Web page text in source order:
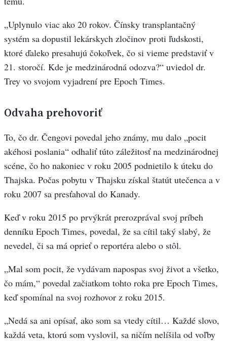
„Uplynulo viac ako 20 rokov. Čínsky transplantačný
systém sa dopustil lekárskych zločinov proti ľudskosti,
ktoré ďaleko presahujú čokoľvek, čo si vieme predstaviť v
21. storočí. Kde je medzinárodná odozva?“ uviedol dr.
Trey vo svojom vyjadrení pre Epoch Times.
Odvaha prehovoriť
To, čo dr. Čengovi povedal jeho známy, mu dalo „pocit
akéhosi poslania“ odhaliť túto záležitosť na medzinárodnej
scéne, čo ho nakoniec v roku 2005 podnietilo k úteku do
Thajska. Počas pobytu v Thajsku získal štatút utečenca a v
roku 2007 sa presťahoval do Kanady.
Keď v roku 2015 po prvýkrát prerozprával svoj príbeh
denníku Epoch Times, povedal, že sa cítil taký slabý, že
nevedel, či sa má oprieť o reportéra alebo o stôl.
„Mal som pocit, že vydávam napospas svoj život a všetko,
čo mám,“ povedal začiatkom tohto roka pre Epoch Times,
keď spomínal na svoj rozhovor z roku 2015.
„Nedá sa ani opísať, ako som sa vtedy cítil… Každé slovo,
každá veta, ktorú som vyslovil, sa ničím nelíšila od voľby